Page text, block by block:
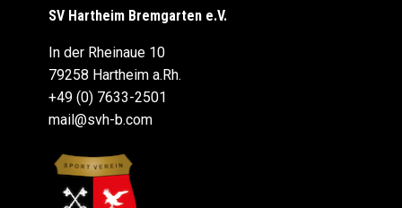
SV Hartheim Bremgarten e.V.
In der Rheinaue 10
79258 Hartheim a.Rh.
+49 (0) 7633-2501
mail@svh-b.com